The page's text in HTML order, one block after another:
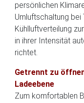
persönlichen
Umluftschaltung bei
Kühlluftverteilung
in ihrer Intensität
richtet.
Getrennt zu
Ladeebene
Zum komfortablen